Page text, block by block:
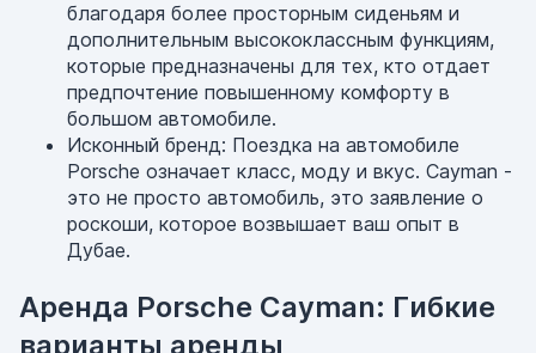
благодаря более просторным сиденьям и
дополнительным высококлассным функциям,
которые предназначены для тех, кто отдает
предпочтение повышенному комфорту в
большом автомобиле.
Исконный бренд: Поездка на автомобиле
Porsche означает класс, моду и вкус. Cayman -
это не просто автомобиль, это заявление о
роскоши, которое возвышает ваш опыт в
Дубае.
Аренда Porsche Cayman: Гибкие
варианты аренды